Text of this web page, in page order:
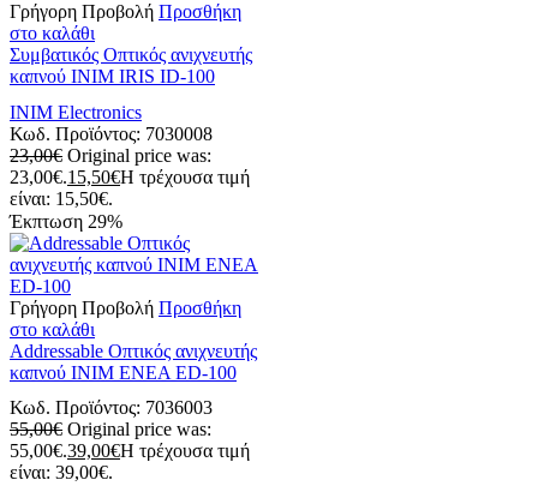
Γρήγορη Προβολή Προσθήκη
στο καλάθι
Συμβατικός Οπτικός ανιχνευτής
καπνού INIM IRIS ID-100
INIM Electronics
Κωδ. Προϊόντος: 7030008
23,00€ Original price was:
23,00€.15,50€Η τρέχουσα τιμή
είναι: 15,50€.
Έκπτωση 29%
Γρήγορη Προβολή Προσθήκη
στο καλάθι
Addressable Οπτικός ανιχνευτής
καπνού INIM ENEA ED-100
Κωδ. Προϊόντος: 7036003
55,00€ Original price was:
55,00€.39,00€Η τρέχουσα τιμή
είναι: 39,00€.